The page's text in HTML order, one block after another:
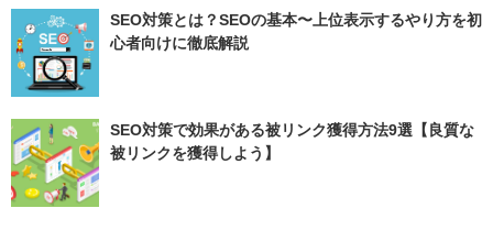
SEO対策とは？SEOの基本〜上位表示するやり方を初
心者向けに徹底解説
SEO対策で効果がある被リンク獲得方法9選【良質な
被リンクを獲得しよう】